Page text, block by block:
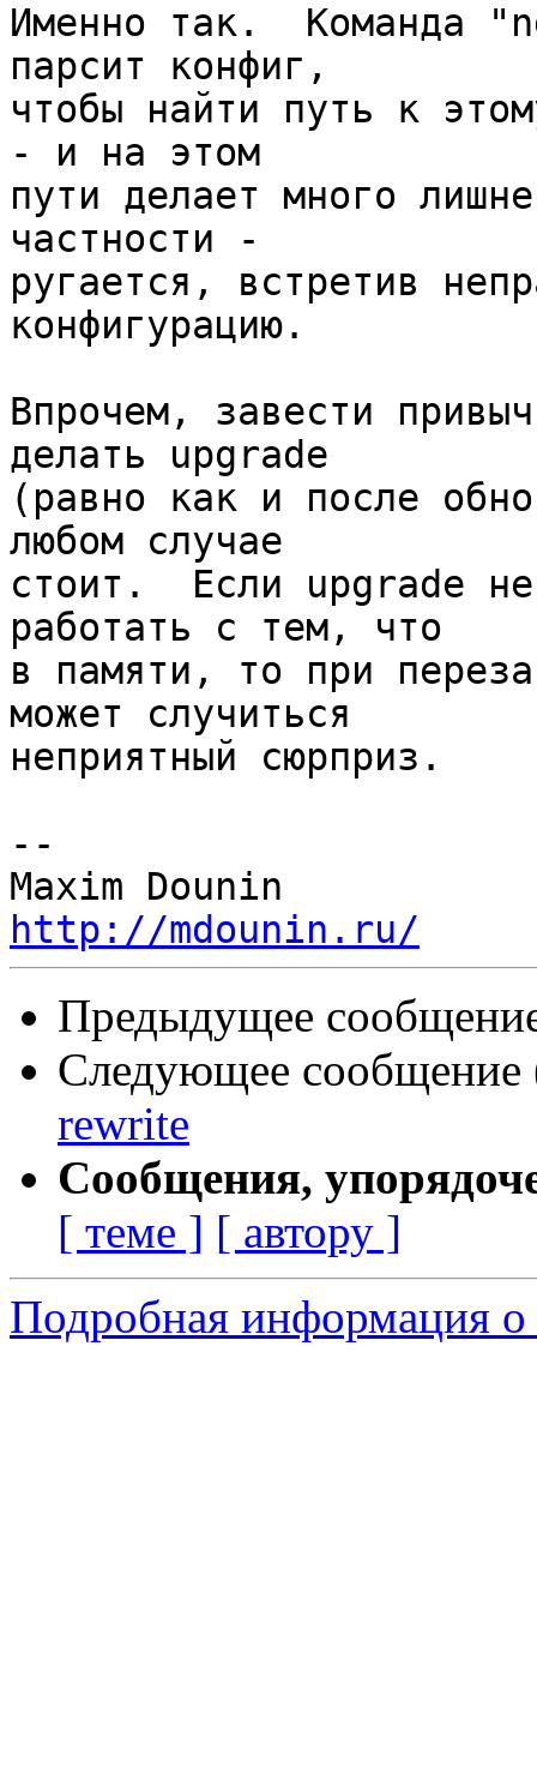
Именно так.  Команда
парсит конфиг,
чтобы найти путь к
- и на этом
пути делает много
частности -
ругается, встретив
конфигурацию.
Впрочем, завести
делать upgrade
(равно как и после
любом случае
стоит.  Если upgrade
работать с тем, что
в памяти, то при
может случиться
неприятный сюрприз.
--
http://mdounin.ru/
Предыдущее
Следующее сообщение
rewrite
Сообщения,
[ теме ] [ автору ]
Подробная информация